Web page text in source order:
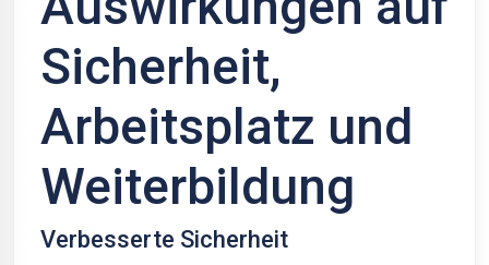
Sicherheit,
Arbeitsplatz und
Weiterbildung
Verbesserte Sicherheit